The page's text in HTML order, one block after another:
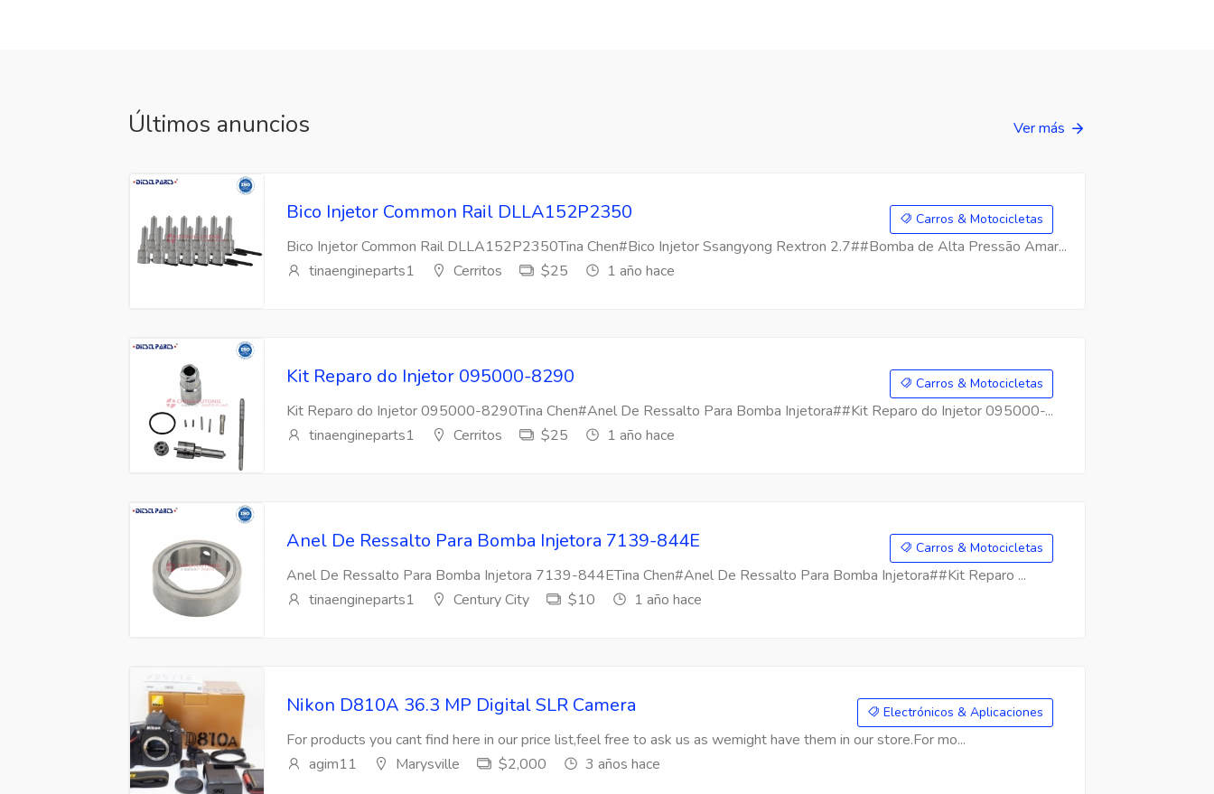
Últimos anuncios Ver más
Bico Injetor Common Rail DLLA152P2350 Carros & Motocicletas
Bico Injetor Common Rail DLLA152P2350Tina Chen#Bico Injetor Ssangyong Rextron 2.7##Bomba de Alta Pressão Amar...
tinaengineparts1
Cerritos $25 1 año hace
Kit Reparo do Injetor 095000-8290 Carros & Motocicletas
Kit Reparo do Injetor 095000-8290Tina Chen#Anel De Ressalto Para Bomba Injetora##Kit Reparo do Injetor 095000-...
tinaengineparts1
Cerritos $25 1 año hace
Anel De Ressalto Para Bomba Injetora 7139-844E Carros & Motocicletas
Anel De Ressalto Para Bomba Injetora 7139-844ETina Chen#Anel De Ressalto Para Bomba Injetora##Kit Reparo ...
tinaengineparts1
Century City $10 1 año hace
Nikon D810A 36.3 MP Digital SLR Camera Electrónicos & Aplicaciones
For products you cant find here in our price list,feel free to ask us as wemight have them in our store.For mo...
agim11
Marysville $2,000 3 años hace